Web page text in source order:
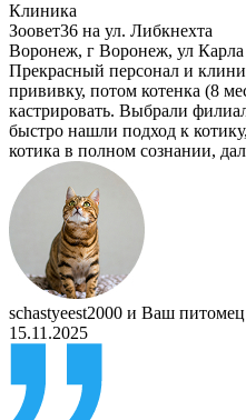
Клиника
Зоовет36 на ул. Либкнехта
Воронеж, г Воронеж, ул
Прекрасный персонал и
прививку, потом котенка (8
кастрировать. Выбрали
быстро нашли подход к
котика в полном сознании,
schastyeest2000 и Ваш питомец
15.11.2025